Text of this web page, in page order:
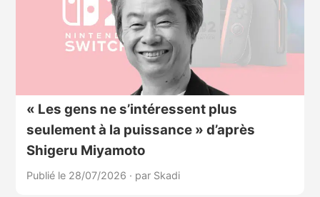
« Les gens ne s’intéressent plus
seulement à la puissance » d’après
Shigeru Miyamoto
Publié le 28/07/2026 · par Skadi